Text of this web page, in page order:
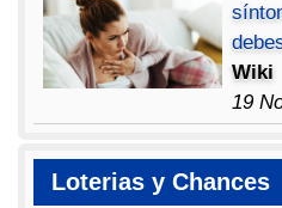
Wiki
19
Loterias y Chances